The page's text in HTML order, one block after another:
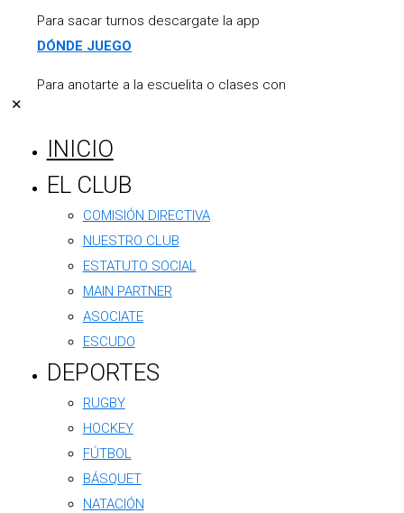
✕
INICIO
EL CLUB
COMISIÓN DIRECTIVA
NUESTRO CLUB
ESTATUTO SOCIAL
MAIN PARTNER
ASOCIATE
ESCUDO
DEPORTES
RUGBY
HOCKEY
FÚTBOL
BÁSQUET
NATACIÓN
Para sacar turnos descargate la app
DÓNDE JUEGO
Para anotarte a la escuelita o clases con
Ponete
en
contacto
2392-531782
@padelargentino.tl
PEDÍ TU TURNO